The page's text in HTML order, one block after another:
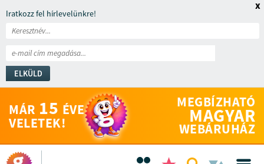
Iratkozz fel hírlevelünkre!
ELKÜLD
x
MÁR 15 ÉVE
VELETEK!
MEGBÍZHATÓ
MAGYAR
WEBÁRUHÁZ